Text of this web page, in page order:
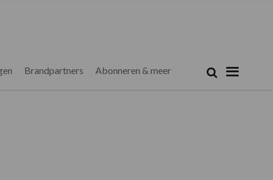
Brandpartners Abonneren & meer Zoek